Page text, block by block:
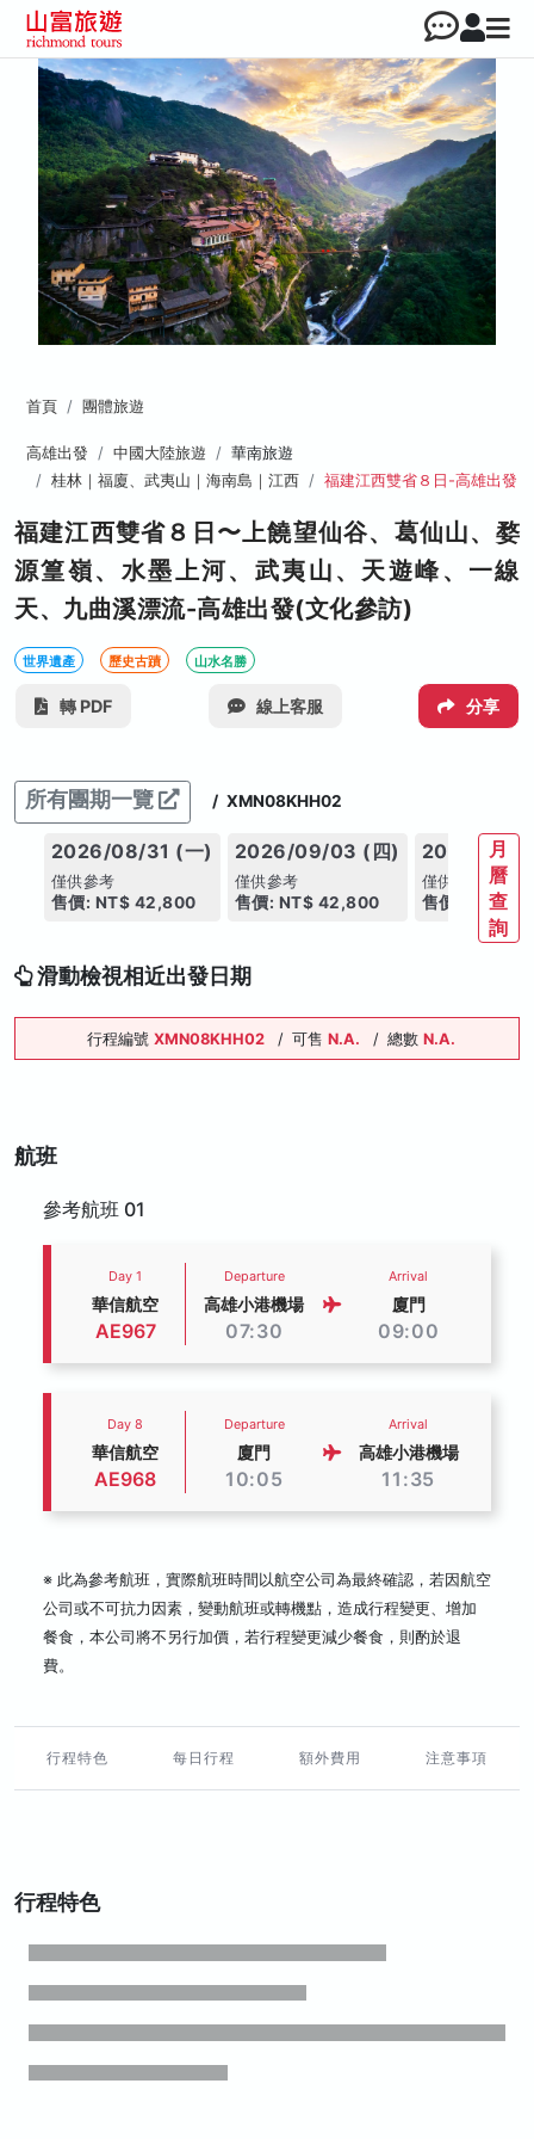
首頁 團體旅遊
高雄出發 中國大陸旅遊
華南旅遊
桂林｜福廈、武夷山｜海南島｜江西
福建江西雙省８日-高雄出發
福建江西雙省８日〜上饒望仙谷、葛仙山、婺
源篁嶺、水墨上河、武夷山、天遊峰、一線
天、九曲溪漂流-高雄出發(文化參訪)
世界遺產 歷史古蹟 山水名勝
轉 PDF 線上客服 分享
所有團期一覽 / XMN08KHH02
2026/08/31 (一)
僅供參考
售價: NT$ 42,800
2026/09/03 (四)
僅供參考
售價: NT$ 42,800
2026/09/
僅供參考
售價: NT$
月
曆
查
詢
滑動檢視相近出發日期
行程編號 XMN08KHH02 / 可售 N.A. / 總數 N.A.
航班
參考航班 01
Day 1
華信航空
AE967
Departure
高雄小港機場
07:30
Arrival
廈門
09:00
Day 8
華信航空
AE968
Departure
廈門
10:05
Arrival
高雄小港機場
11:35
※ 此為參考航班，實際航班時間以航空公司為最終確認，若因航空
公司或不可抗力因素，變動航班或轉機點，造成行程變更、增加
餐食，本公司將不另行加價，若行程變更減少餐食，則酌於退
費。
行程特色 每日行程 額外費用 注意事項
行程特色